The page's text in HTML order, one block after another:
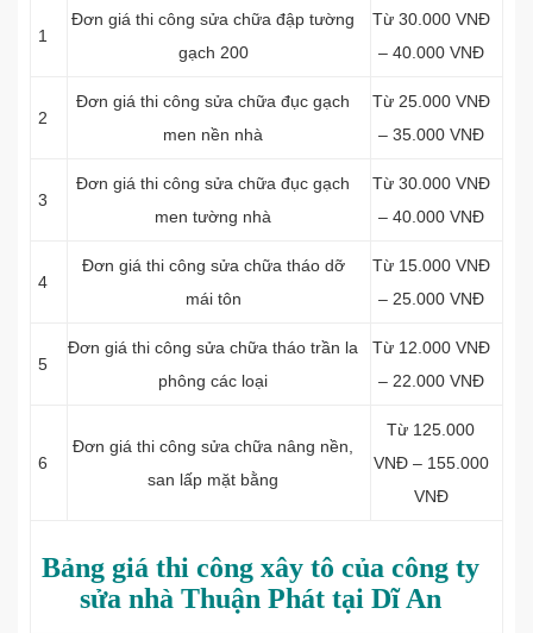
1
Đơn giá thi công sửa chữa đập tường
gạch 200
Từ 30.000 VNĐ
– 40.000 VNĐ
2
Đơn giá thi công sửa chữa đục gạch
men nền nhà
Từ 25.000 VNĐ
– 35.000 VNĐ
3
Đơn giá thi công sửa chữa đục gạch
men tường nhà
Từ 30.000 VNĐ
– 40.000 VNĐ
4
Đơn giá thi công sửa chữa tháo dỡ
mái tôn
Từ 15.000 VNĐ
– 25.000 VNĐ
5
Đơn giá thi công sửa chữa tháo trần la
phông các loại
Từ 12.000 VNĐ
– 22.000 VNĐ
6
Đơn giá thi công sửa chữa nâng nền,
san lấp mặt bằng
Từ 125.000
VNĐ – 155.000
VNĐ
Bảng giá thi công xây tô của công ty
sửa nhà Thuận Phát tại Dĩ An